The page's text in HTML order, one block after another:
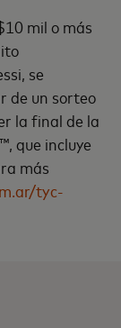
mil o más
se
de un sorteo
la final de la
que incluye
más
tyc-